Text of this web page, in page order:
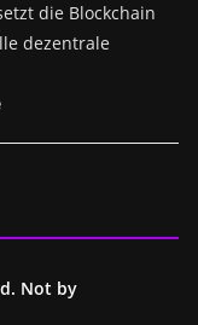
die Blockchain
dezentrale
Not by